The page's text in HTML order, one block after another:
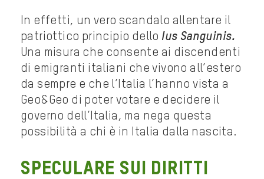
In effetti, un vero scandalo allentare il
patriottico principio dello Ius Sanguinis.
Una misura che consente ai discendenti
di emigranti italiani che vivono all’estero
da sempre e che l’Italia l’hanno vista a
Geo&Geo di poter votare e decidere il
governo dell’Italia, ma nega questa
possibilità a chi è in Italia dalla nascita.
Speculare sui diritti